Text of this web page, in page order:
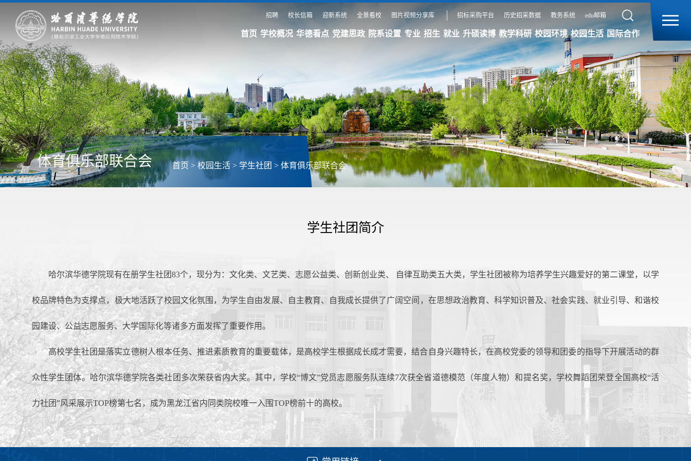
招聘 校长信箱 迎新系统 全景看校 图片视频分享库 招标采购平台 历史招采数据 教务系统 edu邮箱
首页 学校概况 华德看点 党建思政 院系设置 专业 招生 就业 升硕读博 教学科研 校园环境 校园生活 国际合作
体育俱乐部联合会 首页 > 校园生活 > 学生社团 > 体育俱乐部联合会
学生社团简介
哈尔滨华德学院现有在册学生社团83个，现分为：文化类、文艺类、志愿公益类、创新创业类、 自律互助类五大类，学生社团被称为培养学生兴趣爱好的第二课堂，以学
校品牌特色为支撑点，极大地活跃了校园文化氛围，为学生自由发展、自主教育、自我成长提供了广阔空间，在思想政治教育、科学知识普及、社会实践、就业引导、和谐校
园建设、公益志愿服务、大学国际化等诸多方面发挥了重要作用。
高校学生社团是落实立德树人根本任务、推进素质教育的重要载体，是高校学生根据成长成才需要，结合自身兴趣特长，在高校党委的领导和团委的指导下开展活动的群
众性学生团体。哈尔滨华德学院各类社团多次荣获省内大奖。其中，学校“博文”党员志愿服务队连续7次获全省道德模范（年度人物）和提名奖，学校舞蹈团荣登全国高校“活
力社团”风采展示TOP榜第七名，成为黑龙江省内同类院校唯一入围TOP榜前十的高校。